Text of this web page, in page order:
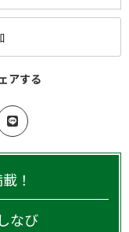
アする
！
なび